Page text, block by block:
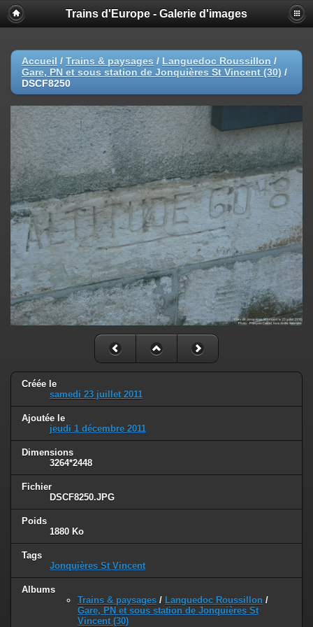
Trains d'Europe - Galerie d'images
Accueil / Trains & paysages / Languedoc Roussillon /
Gare, PN et sous station de Jonquières St Vincent (30) /
DSCF8250
Créée le
samedi 23 juillet 2011
Ajoutée le
jeudi 1 décembre 2011
Dimensions
3264*2448
Fichier
DSCF8250.JPG
Poids
1880 Ko
Tags
Jonquières St Vincent
Albums
Trains & paysages / Languedoc Roussillon /
Gare, PN et sous station de Jonquières St
Vincent (30)